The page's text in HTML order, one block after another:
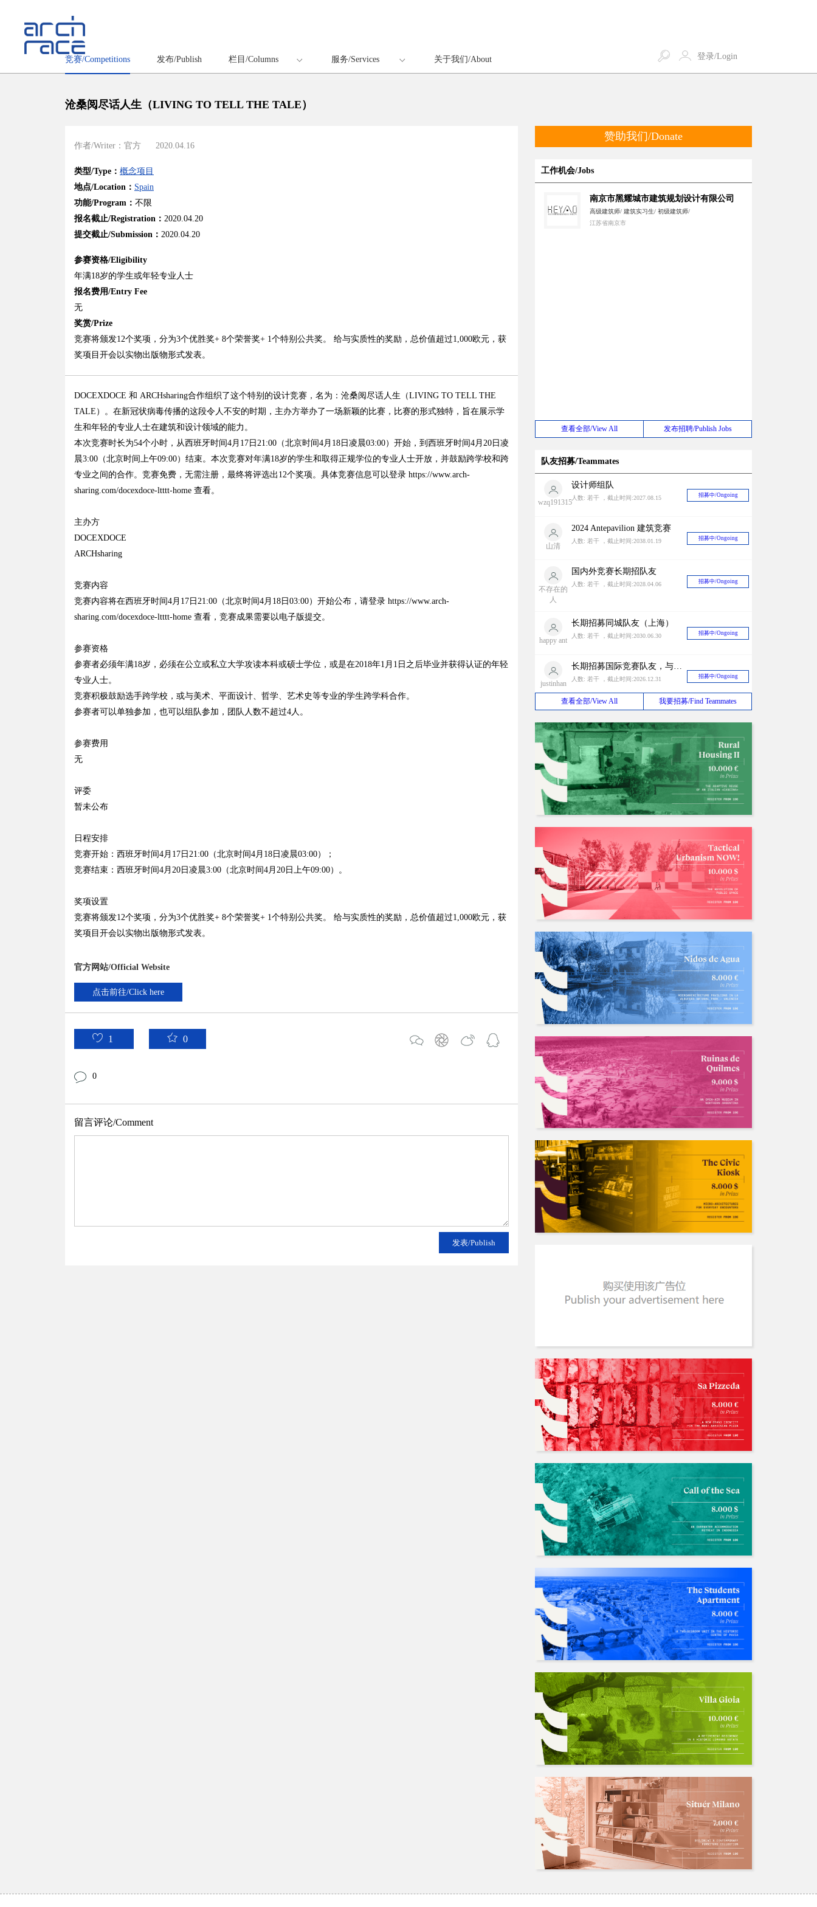
竞赛/Competitions 发布/Publish 栏目/Columns 服务/Services 关于我们/About 登录/Login
沧桑阅尽话人生（LIVING TO TELL THE TALE）
作者/Writer：官方 2020.04.16
类型/Type： 概念项目
地点/Location： Spain
功能/Program： 不限
报名截止/Registration： 2020.04.20
提交截止/Submission： 2020.04.20
参赛资格/Eligibility
年满18岁的学生或年轻专业人士
报名费用/Entry Fee
无
奖赏/Prize
竞赛将颁发12个奖项，分为3个优胜奖+ 8个荣誉奖+ 1个特别公共奖。 给与实质性的奖励，总价值超过1,000欧元，获
奖项目开会以实物出版物形式发表。
DOCEXDOCE 和 ARCHsharing合作组织了这个特别的设计竞赛，名为：沧桑阅尽话人生（LIVING TO TELL THE
TALE）。在新冠状病毒传播的这段令人不安的时期，主办方举办了一场新颖的比赛，比赛的形式独特，旨在展示学
生和年轻的专业人士在建筑和设计领域的能力。
本次竞赛时长为54个小时，从西班牙时间4月17日21:00（北京时间4月18日凌晨03:00）开始，到西班牙时间4月20日凌
晨3:00（北京时间上午09:00）结束。本次竞赛对年满18岁的学生和取得正规学位的专业人士开放，并鼓励跨学校和跨
专业之间的合作。竞赛免费，无需注册，最终将评选出12个奖项。具体竞赛信息可以登录 https://www.arch-
sharing.com/docexdoce-ltttt-home 查看。
主办方
DOCEXDOCE
ARCHsharing
竞赛内容
竞赛内容将在西班牙时间4月17日21:00（北京时间4月18日03:00）开始公布，请登录 https://www.arch-
sharing.com/docexdoce-ltttt-home 查看，竞赛成果需要以电子版提交。
参赛资格
参赛者必须年满18岁，必须在公立或私立大学攻读本科或硕士学位，或是在2018年1月1日之后毕业并获得认证的年轻
专业人士。
竞赛积极鼓励选手跨学校，或与美术、平面设计、哲学、艺术史等专业的学生跨学科合作。
参赛者可以单独参加，也可以组队参加，团队人数不超过4人。
参赛费用
无
评委
暂未公布
日程安排
竞赛开始：西班牙时间4月17日21:00（北京时间4月18日凌晨03:00）；
竞赛结束：西班牙时间4月20日凌晨3:00（北京时间4月20日上午09:00）。
奖项设置
竞赛将颁发12个奖项，分为3个优胜奖+ 8个荣誉奖+ 1个特别公共奖。 给与实质性的奖励，总价值超过1,000欧元，获
奖项目开会以实物出版物形式发表。
官方网站/Official Website
点击前往/Click here
1 0
0
留言评论/Comment
赞助我们/Donate
工作机会/Jobs
南京市黑耀城市建筑规划设计有限公司
高级建筑师/ 建筑实习生/ 初级建筑师/
江苏省南京市
查看全部/View All 发布招聘/Publish Jobs
队友招募/Teammates
wzq191315
设计师组队
人数: 若干 ，截止时间:2027.08.15 招募中/Ongoing
山清
2024 Antepavilion 建筑竞赛
人数: 若干 ，截止时间:2038.01.19 招募中/Ongoing
不存在的
人
国内外竞赛长期招队友
人数: 若干 ，截止时间:2028.04.06 招募中/Ongoing
happy ant
长期招募同城队友（上海）
人数: 若干 ，截止时间:2030.06.30 招募中/Ongoing
justinhan
长期招募国际竞赛队友，与国内外很多zbf有稳定关系中奖率有一定保障！
人数: 若干 ，截止时间:2026.12.31 招募中/Ongoing
TAO1996
招聘竞赛队友
人数: 若干 ，截止时间:2026.10.01
仓鼠君
建筑设计或其他竞赛
人数: 若干 ，截止时间:2032.10.08
emily1017
初创事务所招募队友
人数: 若干 ，截止时间:2027.02.01 招募中/Ongoing
liuxiao
甲级设计院长期寻找竞赛合作对象
人数: 若干 ，截止时间:2026.08.31 招募中/Ongoing
peijunfei
海外设计团队BD合作
人数: 若干 ，截止时间:2030.03.12 招募中/Ongoing
查看全部/View All 我要招募/Find Teammates